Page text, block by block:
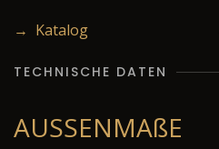
→ Katalog
TECHNISCHE DATEN
AUSSENMAßE